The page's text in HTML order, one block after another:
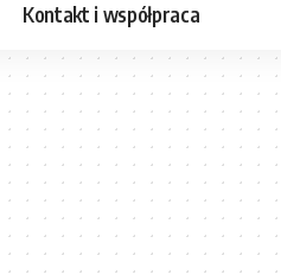
Kontakt i współpraca